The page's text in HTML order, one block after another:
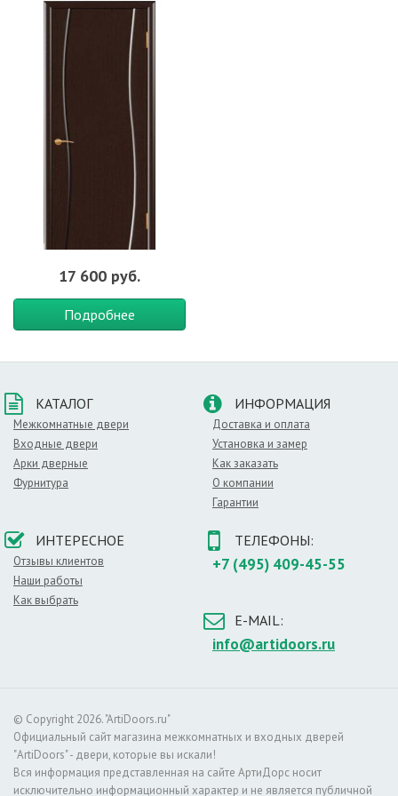
древесных пород тропического происхождения. Он более
дорогой по цене, так как требует повышенных затрат на
заготовку и обработку.
Ребросклеенный шпон
декоративного покрытия. Он представляет собой тонкие
древесные панели, склеенные между собой.
О цвете
Венге - это общее название для моделей, окрашенных в
совпадает с натуральным оттенком породы дуба, от которой и
пошло характерное название цвета. Что касается материалов и
типа дверей, то они могут быть изготовлены из различного
сырья.
Насыщенный коричневый цвет идеально сочетается с более
светлым оформлением комнаты. В качестве примера можно
привести спальню в бежевых тонах, белую гостиную или
прихожую, в которой использованы персиковые отделочные
гармонично смотрятся с интерьером офисных помещений или
кабинетом руководителя. Как видите, сфера применения
данной модели достаточно велика.
Материал:
Оттенок:Венге,
Остекленные
Назначение:Для ванной и
В коттедж,Офисные
17 600 руб.
Подробнее
КАТАЛОГ
Межкомнатные двери
Входные двери
Арки дверные
Фурнитура
ИНФОРМАЦИЯ
Доставка и оплата
Установка и замер
Как заказать
О компании
Гарантии
ИНТЕРЕСНОЕ
Отзывы клиентов
Наши работы
Как выбрать
ТЕЛЕФОНЫ:
+7 (495) 409-45-55
E-MAIL:
info@artidoors.ru
© Copyright 2026. "ArtiDoors.ru"
Официальный сайт магазина межкомнатных и входных дверей
"ArtiDoors" - двери, которые вы искали!
Вся информация представленная на сайте АртиДорс носит
исключительно информационный характер и не является публичной